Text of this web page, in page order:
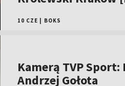
10 CZE BOKS
Kamerą TVP
Andrzej Gołota